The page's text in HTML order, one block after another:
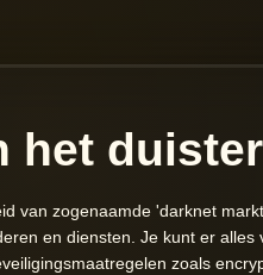
het duister
van zogenaamde 'darknet
en diensten. Je kunt er
zoals